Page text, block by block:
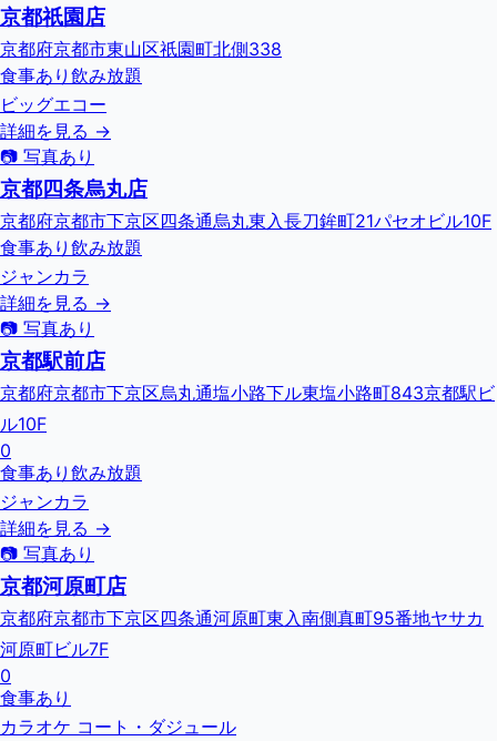
京都祇園店
京都府京都市東山区祇園町北側338
食事あり 飲み放題
ビッグエコー
詳細を見る →
📷 写真あり
京都四条烏丸店
京都府京都市下京区四条通烏丸東入長刀鉾町21パセオビル10F
食事あり 飲み放題
ジャンカラ
詳細を見る →
📷 写真あり
京都駅前店
京都府京都市下京区烏丸通塩小路下ル東塩小路町843京都駅ビ
ル10F
0
食事あり 飲み放題
ジャンカラ
詳細を見る →
📷 写真あり
京都河原町店
京都府京都市下京区四条通河原町東入南側真町95番地ヤサカ
河原町ビル7F
0
食事あり
カラオケ コート・ダジュール